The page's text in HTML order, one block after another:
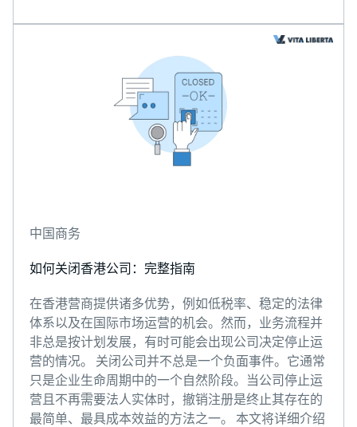
中国商务
如何关闭香港公司：完整指南
在香港营商提供诸多优势，例如低税率、稳定的法律
体系以及在国际市场运营的机会。然而，业务流程并
非总是按计划发展，有时可能会出现公司决定停止运
营的情况。 关闭公司并不总是一个负面事件。它通常
只是企业生命周期中的一个自然阶段。当公司停止运
营且不再需要法人实体时，撤销注册是终止其存在的
最简单、最具成本效益的方法之一。 本文将详细介绍